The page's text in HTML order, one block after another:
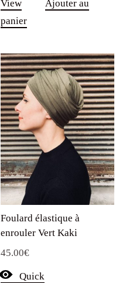
View
Ajouter au
panier
Foulard élastique à
enrouler Vert Kaki
45.00€
Quick